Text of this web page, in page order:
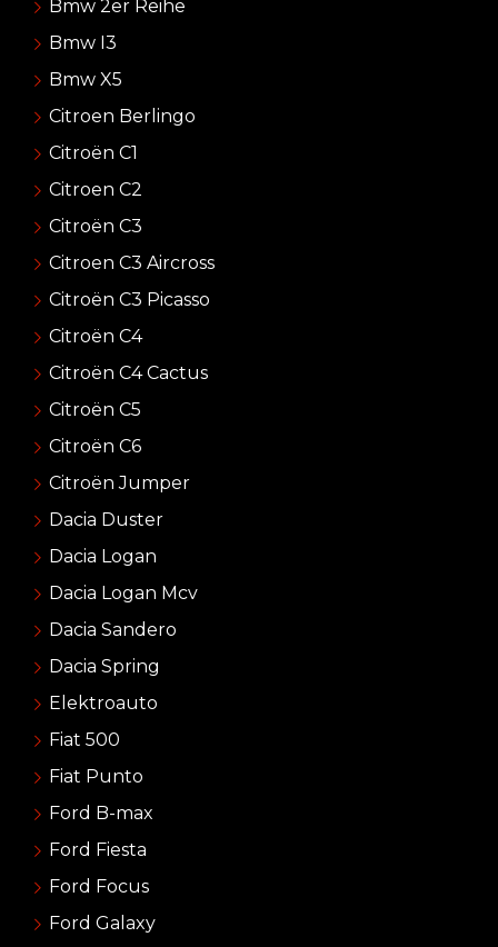
Bmw 2er Reihe
Bmw I3
Bmw X5
Citroen Berlingo
Citroën C1
Citroen C2
Citroën C3
Citroen C3 Aircross
Citroën C3 Picasso
Citroën C4
Citroën C4 Cactus
Citroën C5
Citroën C6
Citroën Jumper
Dacia Duster
Dacia Logan
Dacia Logan Mcv
Dacia Sandero
Dacia Spring
Elektroauto
Fiat 500
Fiat Punto
Ford B-max
Ford Fiesta
Ford Focus
Ford Galaxy